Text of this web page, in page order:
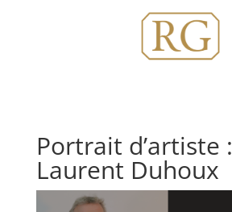
Portrait d’artiste :
Laurent Duhoux